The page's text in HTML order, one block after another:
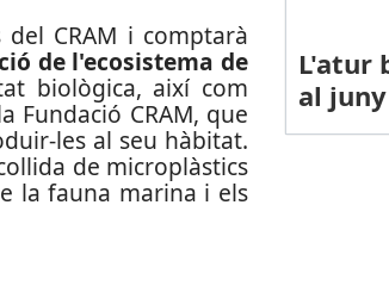
CRAM i comptarà
de l'ecosistema de
biològica, així com
Fundació CRAM, que
les al seu hàbitat.
de microplàstics
la fauna marina i els
L'atur
al juny